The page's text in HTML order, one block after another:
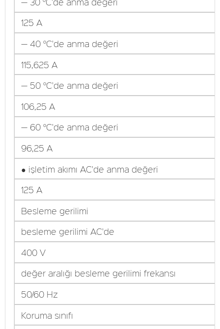
125 A
— 40 °C'de anma değeri
115,625 A
— 50 °C'de anma değeri
106,25 A
— 60 °C'de anma değeri
96,25 A
● işletim akımı AC'de anma değeri
125 A
Besleme gerilimi
besleme gerilimi AC'de
400 V
değer aralığı besleme gerilimi frekansı
50/60 Hz
Koruma sınıfı